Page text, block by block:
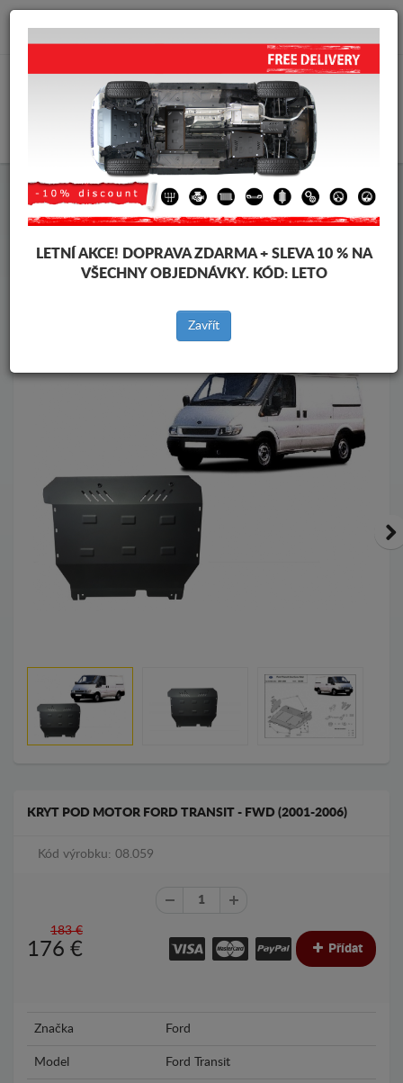
info@krytpodmotor.com
Kryt pod motor Ford Kryt pod motor Ford Transit
vozidel
Značky vozidel
Zpět na produkty
KRYT POD MOTOR FORD TRANSIT - FWD (2001-2006)
Kód výrobku: 08.059
183 €
176 € Přídat
Značka Ford
Model Ford Transit
LETNÍ AKCE! DOPRAVA ZDARMA + SLEVA 10 % NA
VŠECHNY OBJEDNÁVKY. KÓD: LETO
Zavřít